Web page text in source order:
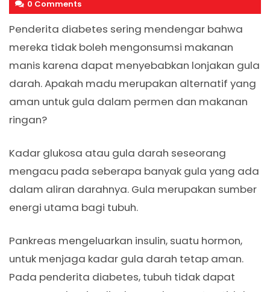
0 Comments
Penderita diabetes sering mendengar bahwa
mereka tidak boleh mengonsumsi makanan
manis karena dapat menyebabkan lonjakan gula
darah. Apakah madu merupakan alternatif yang
aman untuk gula dalam permen dan makanan
ringan?
Kadar glukosa atau gula darah seseorang
mengacu pada seberapa banyak gula yang ada
dalam aliran darahnya. Gula merupakan sumber
energi utama bagi tubuh.
Pankreas mengeluarkan insulin, suatu hormon,
untuk menjaga kadar gula darah tetap aman.
Pada penderita diabetes, tubuh tidak dapat